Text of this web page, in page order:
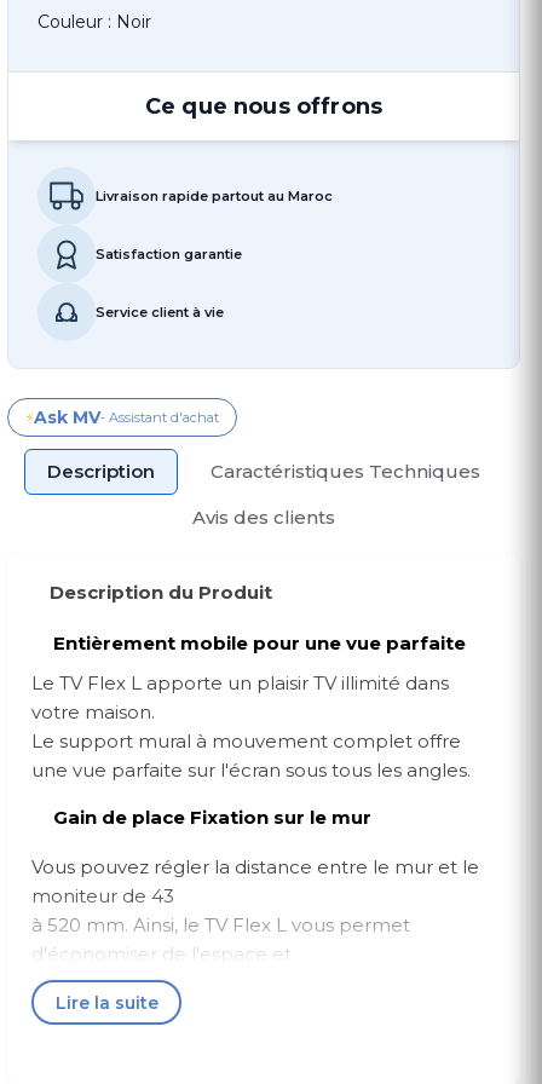
Couleur : Noir
Ce que nous offrons
Livraison rapide partout au Maroc
Satisfaction garantie
Service client à vie
⚡Ask MV- Assistant d'achat
Description
Caractéristiques Techniques
Avis des clients
Description du Produit
Entièrement mobile pour une vue parfaite
Le TV Flex L apporte un plaisir TV illimité dans
votre maison.
Le support mural à mouvement complet offre
une vue parfaite sur l'écran sous tous les angles.
Gain de place Fixation sur le mur
Vous pouvez régler la distance entre le mur et le
moniteur de 43
à 520 mm. Ainsi, le TV Flex L vous permet
d'économiser de l'espace et
crée simultanément un point culminant optique
dans votre salon.
Lire la suite